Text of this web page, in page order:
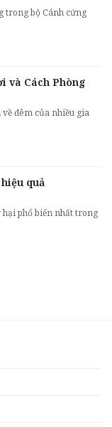
trong bộ Cánh cứng
và Cách Phòng
đêm của nhiều gia
quả
phổ biến nhất trong